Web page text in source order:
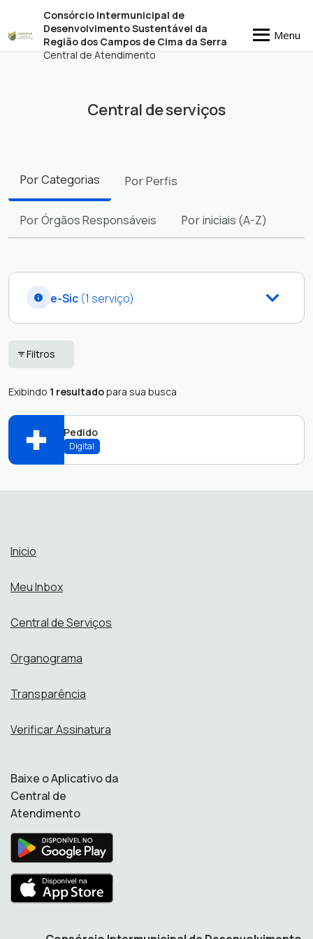
Consórcio Intermunicipal de
Desenvolvimento Sustentável da
Região dos Campos de Cima da Serra
Central de Atendimento
Menu
Central de serviços
PorCategorias PorPerfis
PorÓrgãos Responsáveis Poriniciais (A-Z)
e-Sic (1 serviço)
Órgãos Externos
Filtros
Exibindo 1 resultadopara sua busca
Pedido
Digital
Inicio
Meu Inbox
Central de Serviços
Organograma
Transparência
Verificar Assinatura
Baixe o Aplicativo da
Central de
Atendimento